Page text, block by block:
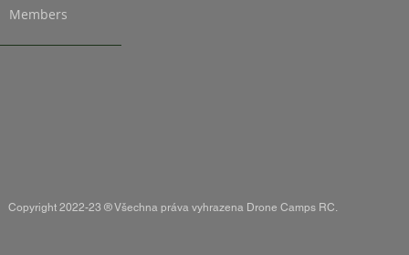
Members
Copyright 2022-23 ® Všechna práva vyhrazena Drone Camps RC.